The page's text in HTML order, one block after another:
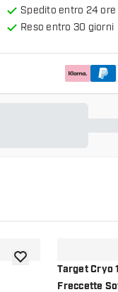
Spedito entro 24 ore
Reso entro 30 giorni
aggiungi alla lista dei
Target Cryo
Freccette